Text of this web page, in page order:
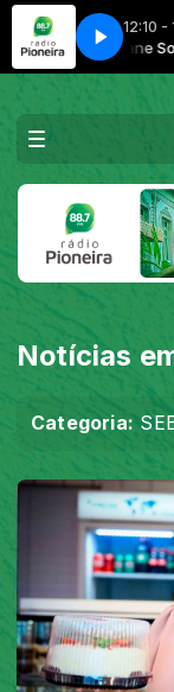
12:10 -
com Josiane Sousa
Notícias
Categoria: